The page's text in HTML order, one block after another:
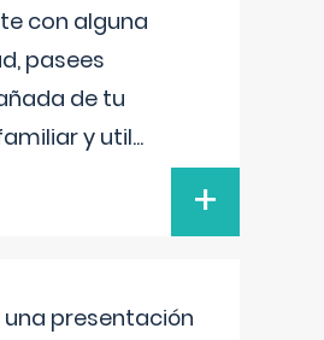
con alguna
pasees
de tu
y util...
+
una presentación